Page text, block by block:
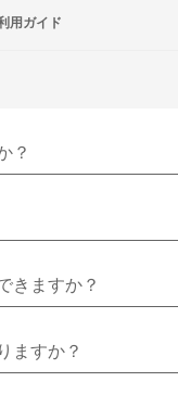
用ガイド
？
きますか？
ますか？